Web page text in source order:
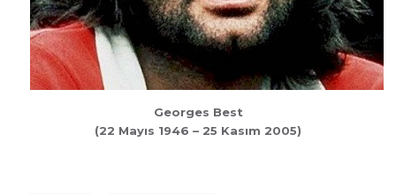
Georges Best
(22 Mayıs 1946 – 25 Kasım 2005)